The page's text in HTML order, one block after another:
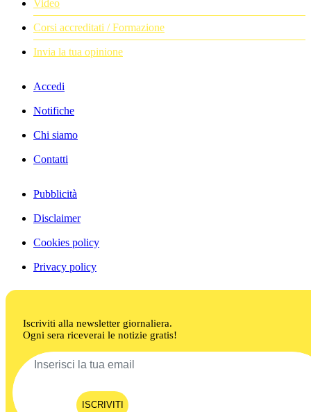
Video
Corsi accreditati / Formazione
Invia la tua opinione
Accedi
Notifiche
Chi siamo
Contatti
Pubblicità
Disclaimer
Cookies policy
Privacy policy
Iscriviti alla newsletter giornaliera.
Ogni sera riceverai le notizie gratis!
ISCRIVITI